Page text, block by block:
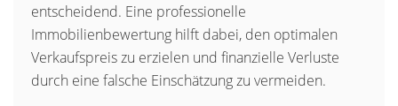
entscheidend. Eine professionelle
Immobilienbewertung hilft dabei, den optimalen
Verkaufspreis zu erzielen und finanzielle Verluste
durch eine falsche Einschätzung zu vermeiden.